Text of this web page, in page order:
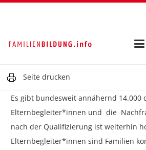
Seite drucken
Es gibt bundesweit annähernd 14.000
Elternbegleiter*innen und die
nach der Qualifizierung ist weiterhin
Elternbegleiter*innen sind Familien